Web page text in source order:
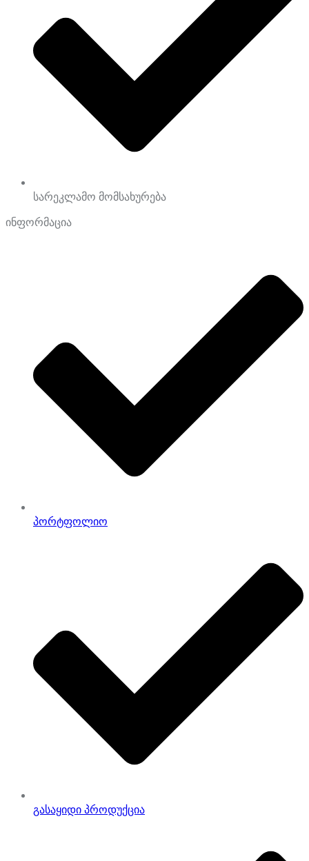
სარეკლამო მომსახურება
ინფორმაცია
პორტფოლიო
გასაყიდი პროდუქცია